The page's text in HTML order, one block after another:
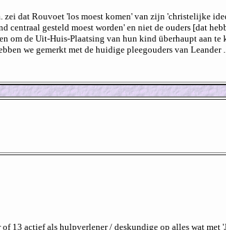
dat Rouvoet 'los moest komen' van zijn 'christelijke
gesteld moest worden' en niet de ouders [dat
de Uit-Huis-Plaatsing van hun kind überhaupt aan te
we gemerkt met de huidige pleegouders van Leander
actief als hulpverlener / deskundige op alles wat met